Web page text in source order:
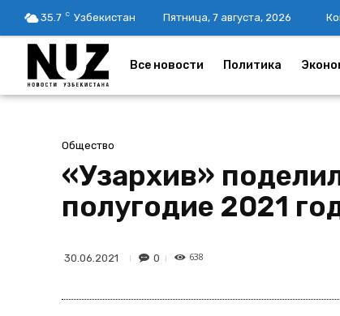
35.7 C Узбекистан Пятница, 7 августа, 2026
Все новости Политика
Общество
«Узархив»
полугодие 2021
30.06.2021 0 638